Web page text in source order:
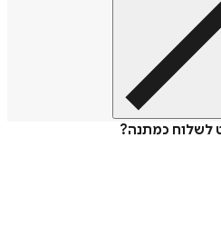
לשלוח כמתנה?